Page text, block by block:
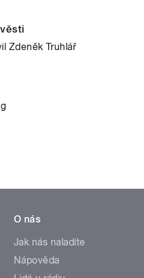
Zdeněk Truhlář
O nás
Jak nás naladíte
Nápověda